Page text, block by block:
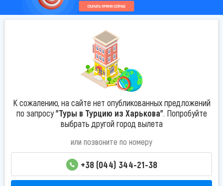
К сожалению, на сайте нет опубликованных предложений
по запросу"Туры в Турцию из Харькова". Попробуйте
выбрать другой город вылета
или позвоните по номеру
+38 (044) 344-21-38